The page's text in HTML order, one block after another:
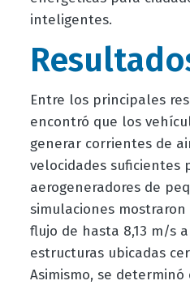
inteligentes.
Entre los principales
encontró que los
generar corrientes de
velocidades suficientes
aerogeneradores de
simulaciones mostraron
flujo de hasta 8,13 m/s
estructuras ubicadas
Asimismo, se determinó